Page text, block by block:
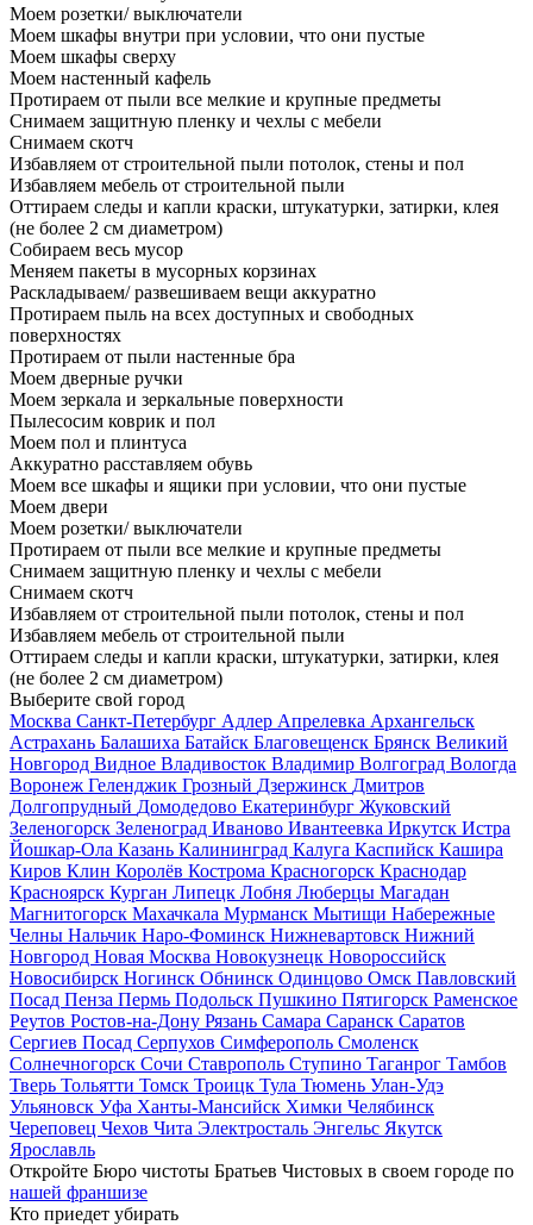
Моем розетки/ выключатели
Моем шкафы внутри при условии, что они пустые
Моем шкафы сверху
Моем настенный кафель
Протираем от пыли все мелкие и крупные предметы
Снимаем защитную пленку и чехлы с мебели
Снимаем скотч
Избавляем от строительной пыли потолок, стены и пол
Избавляем мебель от строительной пыли
Оттираем следы и капли краски, штукатурки, затирки, клея
(не более 2 см диаметром)
Собираем весь мусор
Меняем пакеты в мусорных корзинах
Раскладываем/ развешиваем вещи аккуратно
Протираем пыль на всех доступных и свободных
поверхностях
Протираем от пыли настенные бра
Моем дверные ручки
Моем зеркала и зеркальные поверхности
Пылесосим коврик и пол
Моем пол и плинтуса
Аккуратно расставляем обувь
Моем все шкафы и ящики при условии, что они пустые
Моем двери
Моем розетки/ выключатели
Протираем от пыли все мелкие и крупные предметы
Снимаем защитную пленку и чехлы с мебели
Снимаем скотч
Избавляем от строительной пыли потолок, стены и пол
Избавляем мебель от строительной пыли
Оттираем следы и капли краски, штукатурки, затирки, клея
(не более 2 см диаметром)
Выберите свой город
Москва Санкт-Петербург Адлер Апрелевка Архангельск
Астрахань Балашиха Батайск Благовещенск Брянск Великий
Новгород Видное Владивосток Владимир Волгоград Вологда
Воронеж Геленджик Грозный Дзержинск Дмитров
Долгопрудный Домодедово Екатеринбург Жуковский
Зеленогорск Зеленоград Иваново Ивантеевка Иркутск Истра
Йошкар-Ола Казань Калининград Калуга Каспийск Кашира
Киров Клин Королёв Кострома Красногорск Краснодар
Красноярск Курган Липецк Лобня Люберцы Магадан
Магнитогорск Махачкала Мурманск Мытищи Набережные
Челны Нальчик Наро-Фоминск Нижневартовск Нижний
Новгород Новая Москва Новокузнецк Новороссийск
Новосибирск Ногинск Обнинск Одинцово Омск Павловский
Посад Пенза Пермь Подольск Пушкино Пятигорск Раменское
Реутов Ростов-на-Дону Рязань Самара Саранск Саратов
Сергиев Посад Серпухов Симферополь Смоленск
Солнечногорск Сочи Ставрополь Ступино Таганрог Тамбов
Тверь Тольятти Томск Троицк Тула Тюмень Улан-Удэ
Ульяновск Уфа Ханты-Мансийск Химки Челябинск
Череповец Чехов Чита Электросталь Энгельс Якутск
Ярославль
Откройте Бюро чистоты Братьев Чистовых в своем городе по
нашей франшизе
Кто приедет убирать